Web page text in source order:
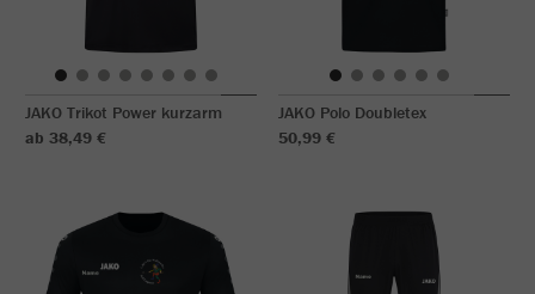
JAKO Trikot Power kurzarm
ab 38,49 €
JAKO Polo Doubletex
50,99 €